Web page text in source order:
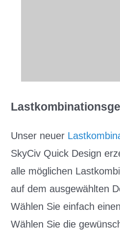
Unser neuer
SkyCiv Quick Design
alle möglichen
auf dem ausgewählten
Wählen Sie einfach
Wählen Sie die